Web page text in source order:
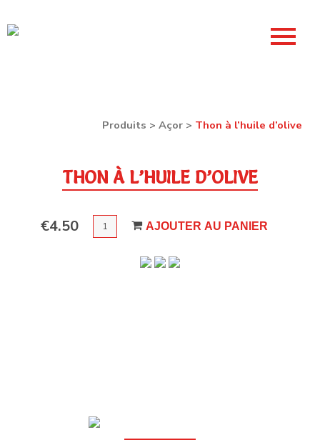
Produits > Açor > Thon à l’huile d’olive
THON À L’HUILE D’OLIVE
€4.50 QUANTITÉ AJOUTER AU PANIER